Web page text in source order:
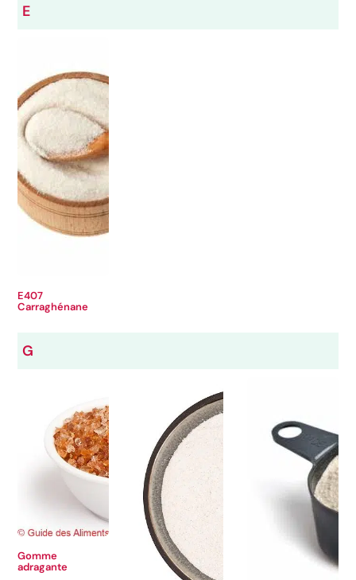
E
E407
Carraghénane
G
Gomme
adragante